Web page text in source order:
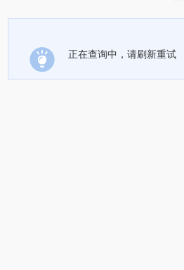
正在查询中，请刷新重试